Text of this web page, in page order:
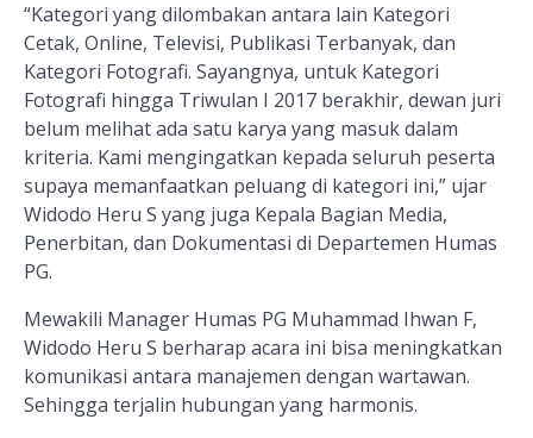
“Kategori yang dilombakan antara lain Kategori
Cetak, Online, Televisi, Publikasi Terbanyak, dan
Kategori Fotografi. Sayangnya, untuk Kategori
Fotografi hingga Triwulan I 2017 berakhir, dewan juri
belum melihat ada satu karya yang masuk dalam
kriteria. Kami mengingatkan kepada seluruh peserta
supaya memanfaatkan peluang di kategori ini,” ujar
Widodo Heru S yang juga Kepala Bagian Media,
Penerbitan, dan Dokumentasi di Departemen Humas
PG.
Mewakili Manager Humas PG Muhammad Ihwan F,
Widodo Heru S berharap acara ini bisa meningkatkan
komunikasi antara manajemen dengan wartawan.
Sehingga terjalin hubungan yang harmonis.